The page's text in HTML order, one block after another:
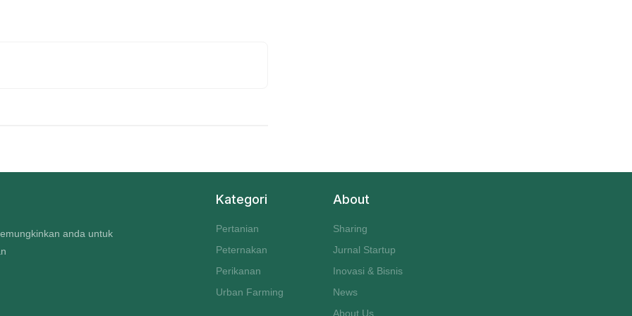
anda untuk
Kategori
Pertanian
Peternakan
Perikanan
Urban Farming
About
Sharing
Jurnal Startup
Inovasi & Bisnis
News
About Us